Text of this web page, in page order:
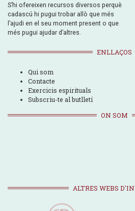
S’hi ofereixen recursos diversos perquè
cadascú hi pugui trobar allò que més
l’ajudi en el seu moment present o que
més pugui ajudar d’altres.
ENLLAÇOS
Qui som
Contacte
Exercicis espirituals
Subscriu-te al butlletí
ON SOM
ALTRES WEBS